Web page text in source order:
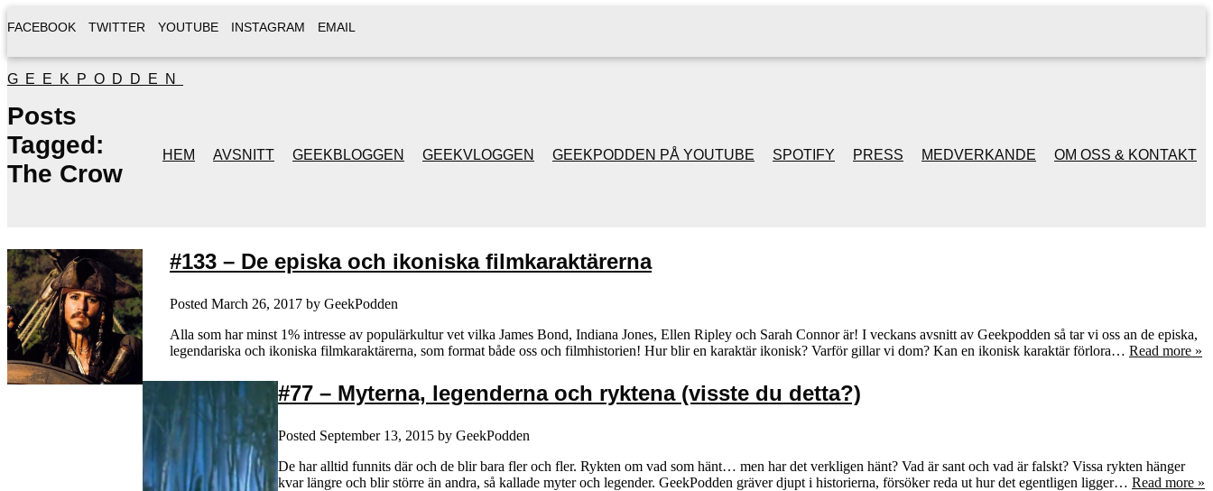
FACEBOOK TWITTER YOUTUBE INSTAGRAM EMAIL
GEEKPODDEN
HEM AVSNITT GEEKBLOGGEN GEEKVLOGGEN GEEKPODDEN PÅ YOUTUBE
GAMING MED MICKE
GEEKPODDENS
JULSPECIALER 2013
SPOTIFY PRESS MEDVERKANDE OM OSS & KONTAKT
Posts
Tagged:
The Crow
#133 – De episka och ikoniska filmkaraktärerna
Posted March 26, 2017 by GeekPodden
Alla som har minst 1% intresse av populärkultur vet vilka James Bond, Indiana Jones, Ellen Ripley och Sarah Connor är! I veckans avsnitt av Geekpodden så tar vi oss an de episka,
legendariska och ikoniska filmkaraktärerna, som format både oss och filmhistorien! Hur blir en karaktär ikonisk? Varför gillar vi dom? Kan en ikonisk karaktär förlora… Read more »
#77 – Myterna, legenderna och ryktena (visste du detta?)
Posted September 13, 2015 by GeekPodden
De har alltid funnits där och de blir bara fler och fler. Rykten om vad som hänt… men har det verkligen hänt? Vad är sant och vad är falskt? Vissa rykten hänger
kvar längre och blir större än andra, så kallade myter och legender. GeekPodden gräver djupt i historierna, försöker reda ut hur det egentligen ligger… Read more »